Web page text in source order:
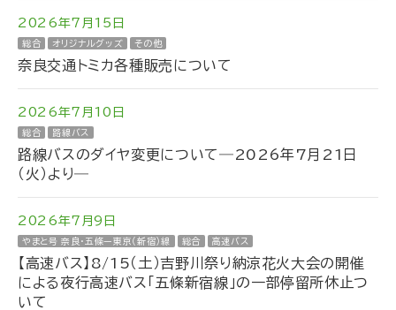
2026年7月15日
総合 オリジナルグッズ その他
奈良交通トミカ各種販売について
2026年7月10日
総合 路線バス
路線バスのダイヤ変更について―2026年7月21日
（火）より―
2026年7月9日
やまと号 奈良・五條ー東京（新宿）線 総合 高速バス
【高速バス】8/15（土）吉野川祭り納涼花火大会の開催
による夜行高速バス「五條新宿線」の一部停留所休止つ
いて